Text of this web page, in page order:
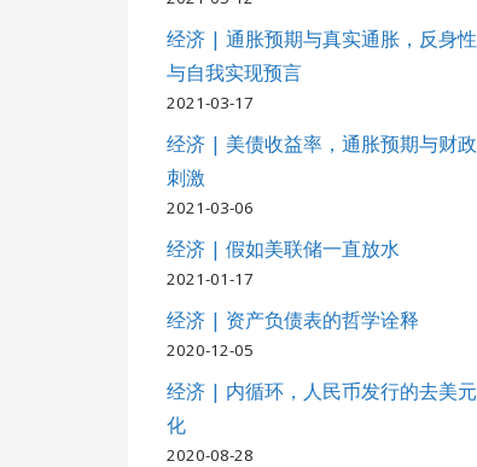
经济 | 通胀预期与真实通胀，反身性
与自我实现预言
2021-03-17
经济 | 美债收益率，通胀预期与财政
刺激
2021-03-06
经济 | 假如美联储一直放水
2021-01-17
经济 | 资产负债表的哲学诠释
2020-12-05
经济 | 内循环，人民币发行的去美元
化
2020-08-28